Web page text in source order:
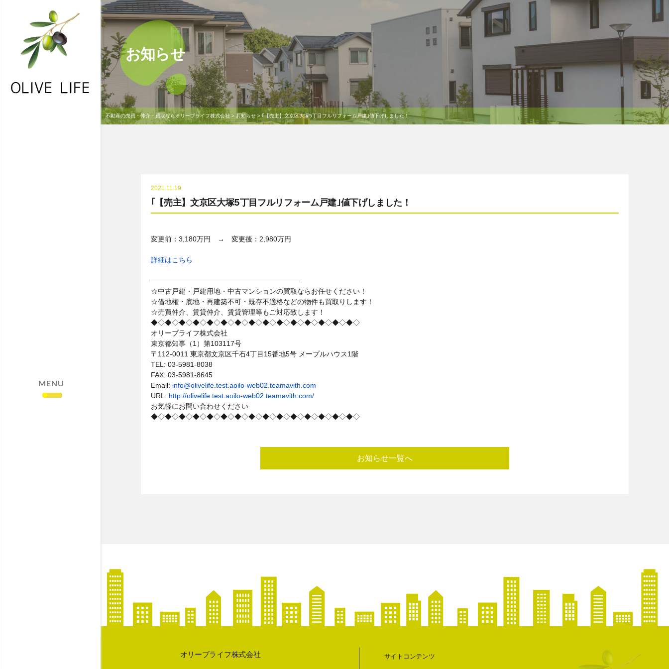
MENU
お知らせ
不動産の売買・仲介・買取ならオリーブライフ株式会社>お知らせ>｢【売主】文京区大塚5丁目フルリフォーム戸建｣値下げしました！
2021.11.19
｢【売主】文京区大塚5丁目フルリフォーム戸建｣値下げしました！
変更前：3,180万円 → 変更後：2,980万円
詳細はこちら
──────────────────────────────
☆中古戸建・戸建用地・中古マンションの買取ならお任せください！
☆借地権・底地・再建築不可・既存不適格などの物件も買取りします！
☆売買仲介、賃貸仲介、賃貸管理等もご対応致します！
◆◇◆◇◆◇◆◇◆◇◆◇◆◇◆◇◆◇◆◇◆◇◆◇◆◇◆◇◆◇
オリーブライフ株式会社
東京都知事（1）第103117号
〒112-0011 東京都文京区千石4丁目15番地5号 メープルハウス1階
TEL: 03-5981-8038
FAX: 03-5981-8645
Email: info@olivelife.test.aoilo-web02.teamavith.com
URL: http://olivelife.test.aoilo-web02.teamavith.com/
お気軽にお問い合わせください
◆◇◆◇◆◇◆◇◆◇◆◇◆◇◆◇◆◇◆◇◆◇◆◇◆◇◆◇◆◇
お知らせ一覧へ
オリーブライフ株式会社 サイトコンテンツ